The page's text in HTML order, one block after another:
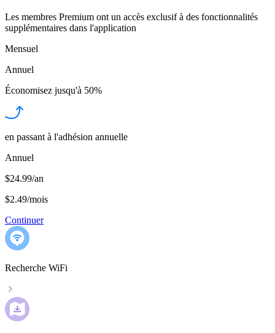
Les membres Premium ont un accès exclusif à des fonctionnalités
supplémentaires dans l'application
Mensuel
Annuel
Économisez jusqu'à 50%
en passant à l'adhésion annuelle
Annuel
$24.99/an
$2.49/mois
Continuer
Recherche WiFi